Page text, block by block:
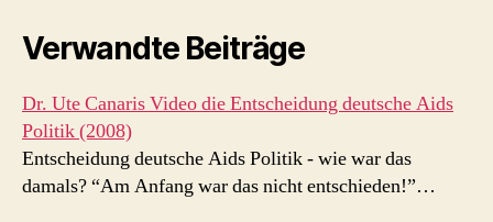
Verwandte Beiträge
Dr. Ute Canaris Video die Entscheidung deutsche Aids
Politik (2008)
Entscheidung deutsche Aids Politik - wie war das
damals? “Am Anfang war das nicht entschieden!”…